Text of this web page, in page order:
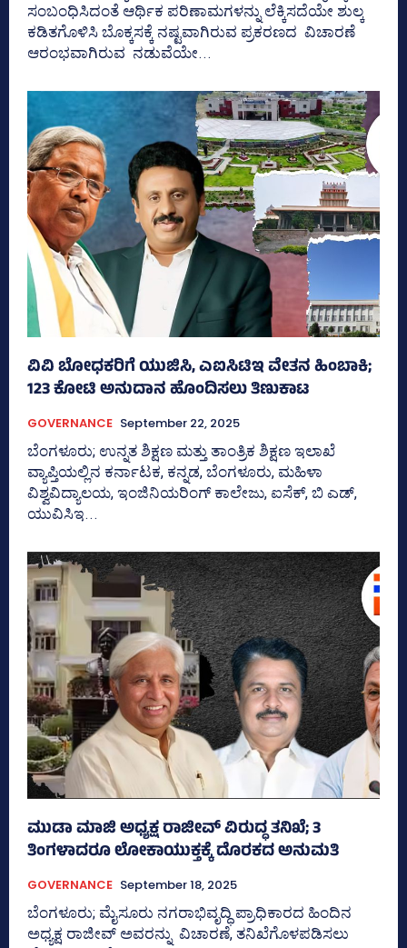
ಸಂಬಂಧಿಸಿದಂತೆ ಆರ್ಥಿಕ ಪರಿಣಾಮಗಳನ್ನು ಲೆಕ್ಕಿಸದೆಯೇ ಶುಲ್ಕ
ಕಡಿತಗೊಳಿಸಿ ಬೊಕ್ಕಸಕ್ಕೆ ನಷ್ಟವಾಗಿರುವ ಪ್ರಕರಣದ ವಿಚಾರಣೆ
ಆರಂಭವಾಗಿರುವ ನಡುವೆಯೇ...
ವಿವಿ ಬೋಧಕರಿಗೆ ಯುಜಿಸಿ, ಎಐಸಿಟಿಇ ವೇತನ ಹಿಂಬಾಕಿ;
123 ಕೋಟಿ ಅನುದಾನ ಹೊಂದಿಸಲು ತಿಣುಕಾಟ
GOVERNANCE September 22, 2025
ಬೆಂಗಳೂರು; ಉನ್ನತ ಶಿಕ್ಷಣ ಮತ್ತು ತಾಂತ್ರಿಕ ಶಿಕ್ಷಣ ಇಲಾಖೆ
ವ್ಯಾಪ್ತಿಯಲ್ಲಿನ ಕರ್ನಾಟಕ, ಕನ್ನಡ, ಬೆಂಗಳೂರು, ಮಹಿಳಾ
ವಿಶ್ವವಿದ್ಯಾಲಯ, ಇಂಜಿನಿಯರಿಂಗ್‌ ಕಾಲೇಜು, ಐಸೆಕ್‌, ಬಿ ಎಡ್,
ಯುವಿಸಿಇ...
ಮುಡಾ ಮಾಜಿ ಅಧ್ಯಕ್ಷ ರಾಜೀವ್‌ ವಿರುದ್ಧ ತನಿಖೆ; 3
ತಿಂಗಳಾದರೂ ಲೋಕಾಯುಕ್ತಕ್ಕೆ ದೊರಕದ ಅನುಮತಿ
GOVERNANCE September 18, 2025
ಬೆಂಗಳೂರು; ಮೈಸೂರು ನಗರಾಭಿವೃದ್ಧಿ ಪ್ರಾಧಿಕಾರದ ಹಿಂದಿನ
ಅಧ್ಯಕ್ಷ ರಾಜೀವ್‌ ಅವರನ್ನು ವಿಚಾರಣೆ, ತನಿಖೆಗೊಳಪಡಿಸಲು